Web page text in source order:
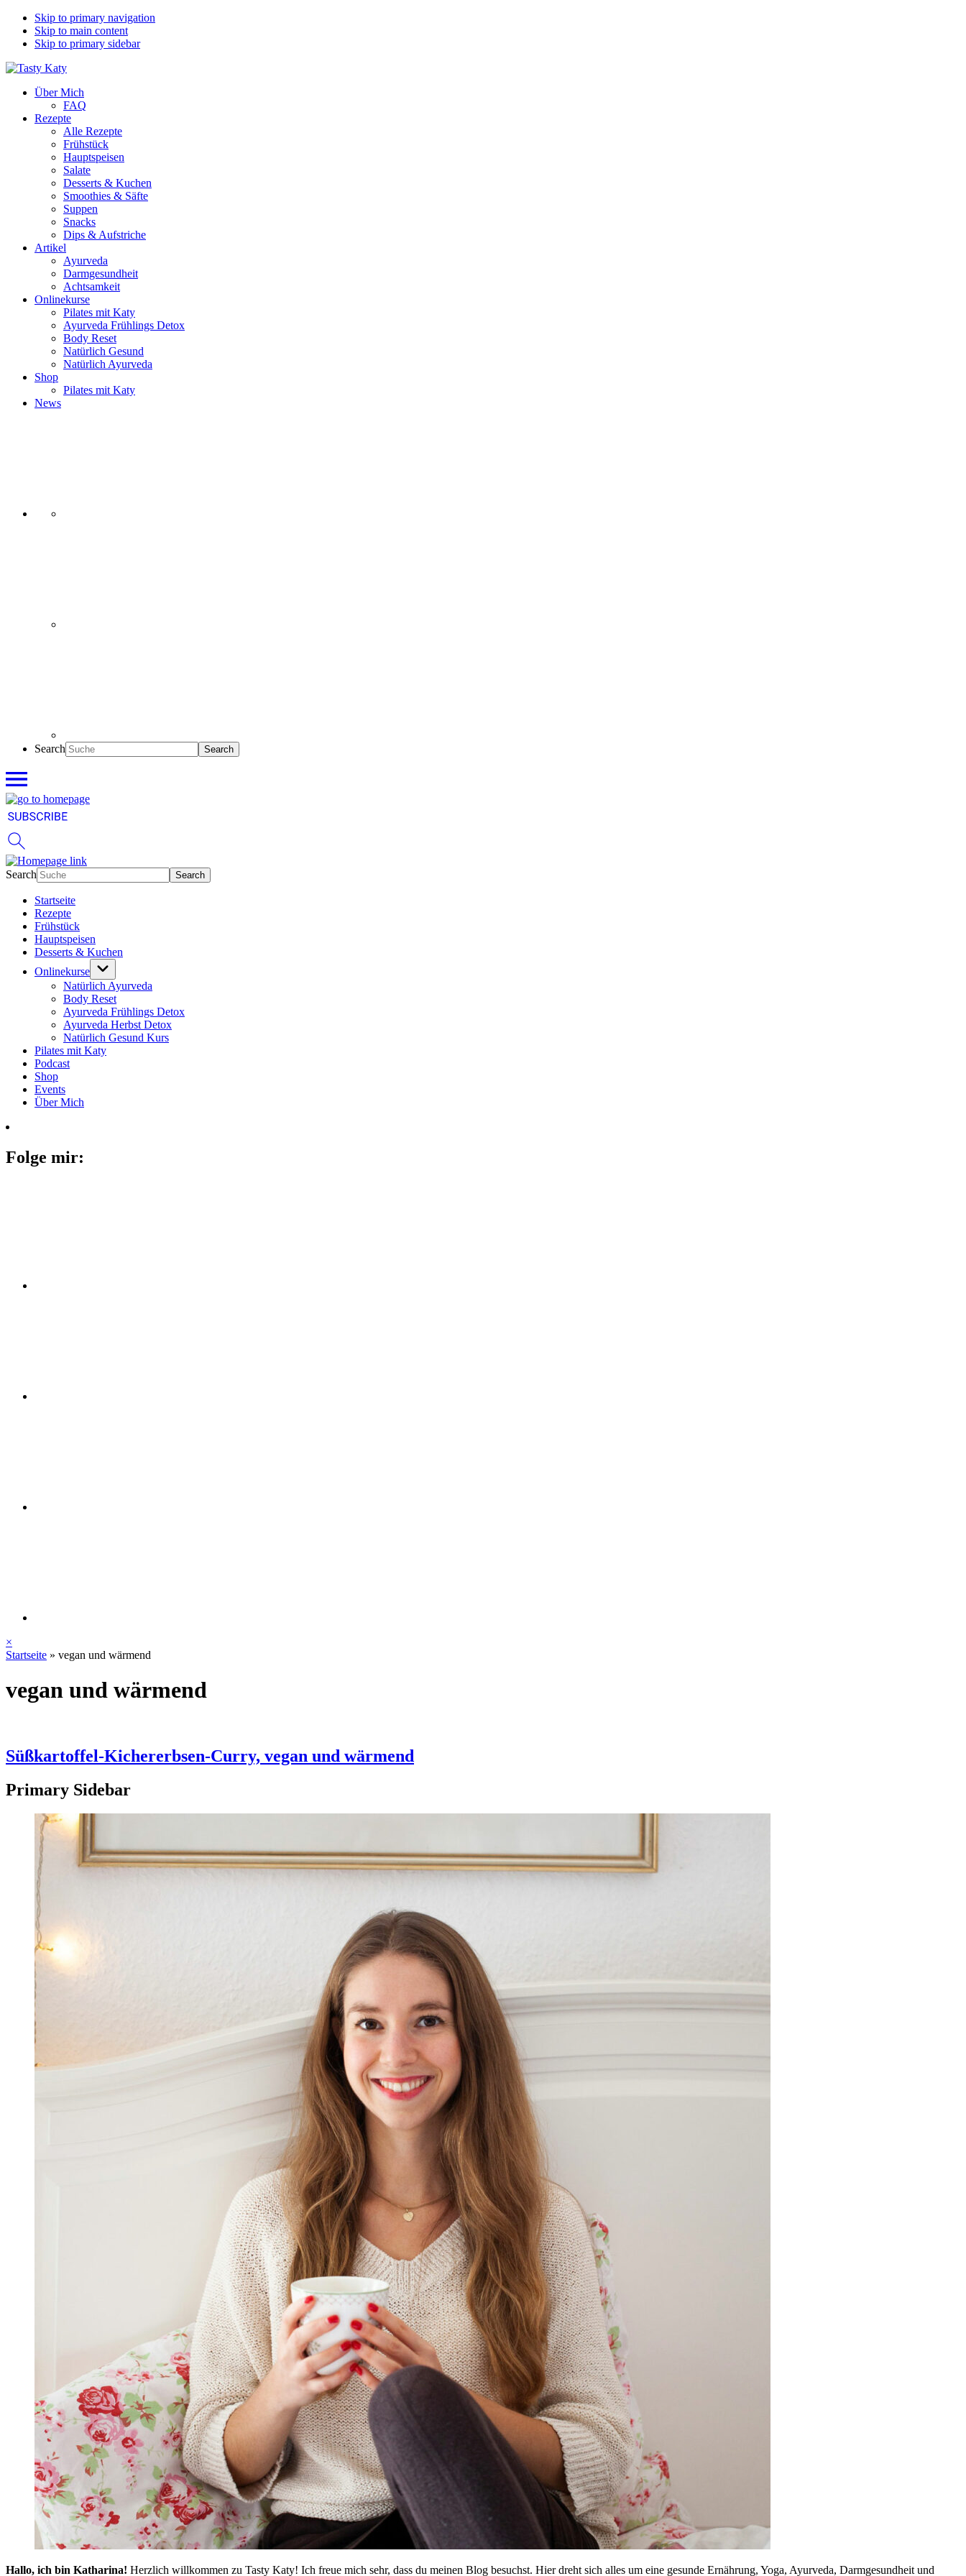
Skip to primary navigation
Skip to main content
Skip to primary sidebar
Über Mich
FAQ
Rezepte
Alle Rezepte
Frühstück
Hauptspeisen
Salate
Desserts & Kuchen
Smoothies & Säfte
Suppen
Snacks
Dips & Aufstriche
Artikel
Ayurveda
Darmgesundheit
Achtsamkeit
Onlinekurse
Pilates mit Katy
Ayurveda Frühlings Detox
Body Reset
Natürlich Gesund
Natürlich Ayurveda
Shop
Pilates mit Katy
News
Search
Search
Startseite
Rezepte
Frühstück
Hauptspeisen
Desserts & Kuchen
Onlinekurse
Natürlich Ayurveda
Body Reset
Ayurveda Frühlings Detox
Ayurveda Herbst Detox
Natürlich Gesund Kurs
Pilates mit Katy
Podcast
Shop
Events
Über Mich
Folge mir:
×
Startseite » vegan und wärmend
vegan und wärmend
Süßkartoffel-Kichererbsen-Curry, vegan und wärmend
Primary Sidebar
Hallo, ich bin Katharina! Herzlich willkommen zu Tasty Katy! Ich freue mich sehr, dass du meinen Blog besuchst. Hier dreht sich alles um eine gesunde Ernährung, Yoga, Ayurveda, Darmgesundheit und